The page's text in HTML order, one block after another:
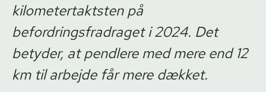
kilometertaktsten på
befordringsfradraget i 2024. Det
betyder, at pendlere med mere end 12
km til arbejde får mere dækket.